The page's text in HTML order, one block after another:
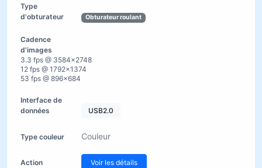
Obturateur roulant
3.3 fps @ 3584×2748
12 fps @ 1792×1374
53 fps @ 896×684
USB2.0
Couleur
Voir les détails